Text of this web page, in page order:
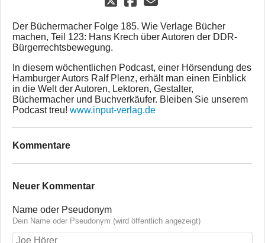
Der Büchermacher Folge 185. Wie Verlage Bücher
machen, Teil 123: Hans Krech über Autoren der DDR-
Bürgerrechtsbewegung.
In diesem wöchentlichen Podcast, einer Hörsendung des
Hamburger Autors Ralf Plenz, erhält man einen Einblick
in die Welt der Autoren, Lektoren, Gestalter,
Büchermacher und Buchverkäufer. Bleiben Sie unserem
Podcast treu! www.input-verlag.de
Kommentare
Neuer Kommentar
Name oder Pseudonym
Dein Name oder Pseudonym (wird öffentlich angezeigt)